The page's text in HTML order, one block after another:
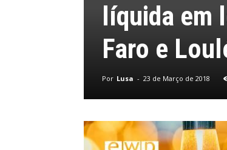
líquida em
Faro e
Por Lusa - 23 de Março de 2018